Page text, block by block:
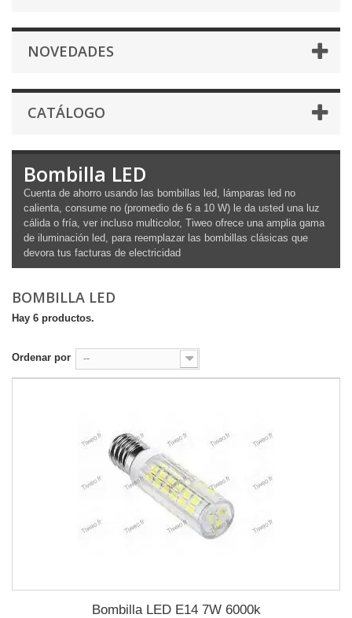
NOVEDADES
CATÁLOGO
Bombilla LED
Cuenta de ahorro usando las bombillas led, lámparas led no
calienta, consume no (promedio de 6 a 10 W) le da usted una luz
cálida o fría, ver incluso multicolor, Tiweo ofrece una amplia gama
de iluminación led, para reemplazar las bombillas clásicas que
devora tus facturas de electricidad
BOMBILLA LED
Hay 6 productos.
Ordenar por --
Bombilla LED E14 7W 6000k